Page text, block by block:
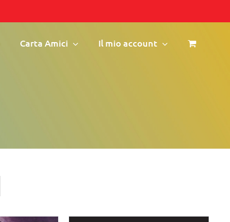
Carta Amici Il mio account